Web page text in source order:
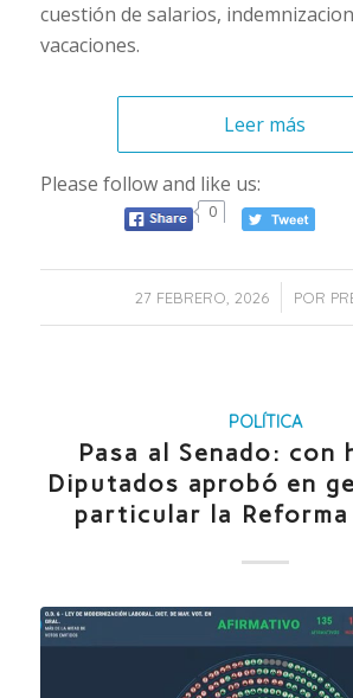
cuestión de salarios,
vacaciones.
Leer más
Please follow and like us:
0
27 FEBRERO, 2026
/ POR
POLÍTICA
Pasa al Senado: con
Diputados aprobó en
particular la